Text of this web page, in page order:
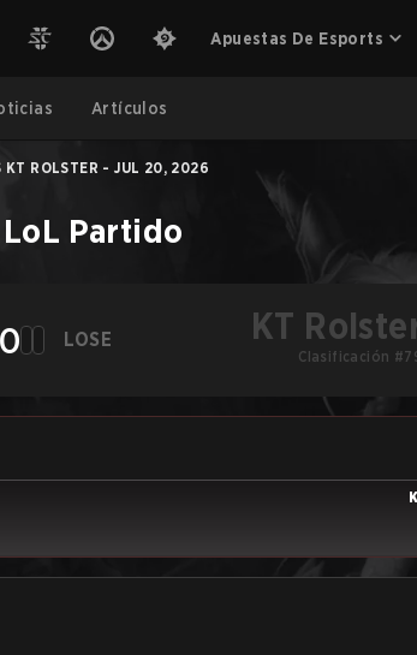
Apuestas De Esports
Artículos
KT ROLSTER - JUL 20, 2026
LoL Partido
0 LOSE KT
Clasificación